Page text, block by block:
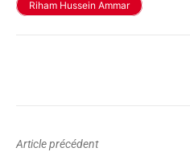
Riham Hussein Ammar
Article précédent